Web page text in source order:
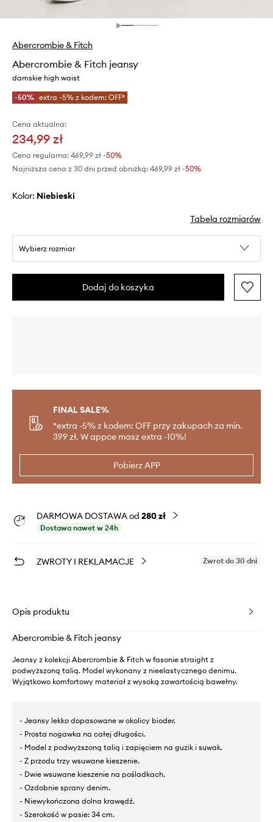
Abercrombie & Fitch
Abercrombie & Fitch jeansy
damskie high waist
-50% extra -5% z kodem: OFF*
Cena aktualna:
234,99 zł
Cena regularna: 469,99 zł -50%
Najniższa cena z 30 dni przed obniżką: 469,99 zł -50%
Kolor: niebieski
Tabela rozmiarów
Wybierz rozmiar
Dodaj do koszyka
FINAL SALE%
*extra -5% z kodem: OFF przy zakupach za min.
399 zł. W appce masz extra -10%!
Pobierz APP
DARMOWA DOSTAWA od 280 zł
Dostawa nawet w 24h
ZWROTY I REKLAMACJE Zwrot do 30 dni
Opis produktu
Abercrombie & Fitch jeansy
Jeansy z kolekcji Abercrombie & Fitch w fasonie straight z
podwyższoną talią. Model wykonany z nieelastycznego denimu.
Wyjątkowo komfortowy materiał z wysoką zawartością bawełny.
- Jeansy lekko dopasowane w okolicy bioder.
- Prosta nogawka na całej długości.
- Model z podwyższoną talią i zapięciem na guzik i suwak.
- Z przodu trzy wsuwane kieszenie.
- Dwie wsuwane kieszenie na pośladkach.
- Ozdobnie sprany denim.
- Niewykończona dolna krawędź.
- Szerokość w pasie: 34 cm.